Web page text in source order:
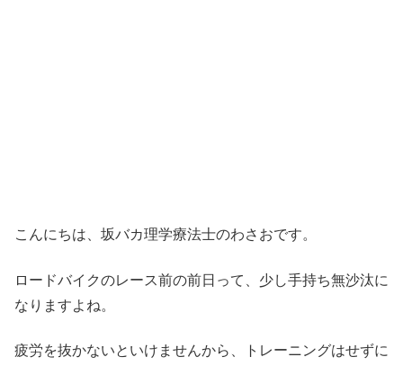
こんにちは、坂バカ理学療法士のわさおです。
ロードバイクのレース前の前日って、少し手持ち無沙汰に
なりますよね。
疲労を抜かないといけませんから、トレーニングはせずに